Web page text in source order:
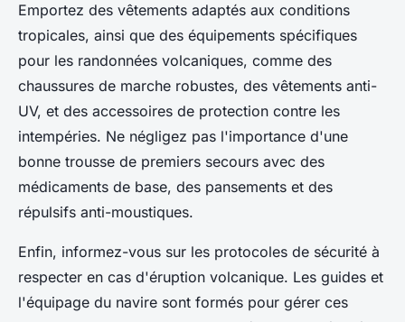
Emportez des vêtements adaptés aux conditions
tropicales, ainsi que des équipements spécifiques
pour les randonnées volcaniques, comme des
chaussures de marche robustes, des vêtements anti-
UV, et des accessoires de protection contre les
intempéries. Ne négligez pas l'importance d'une
bonne trousse de premiers secours avec des
médicaments de base, des pansements et des
répulsifs anti-moustiques.
Enfin, informez-vous sur les protocoles de sécurité à
respecter en cas d'éruption volcanique. Les guides et
l'équipage du navire sont formés pour gérer ces